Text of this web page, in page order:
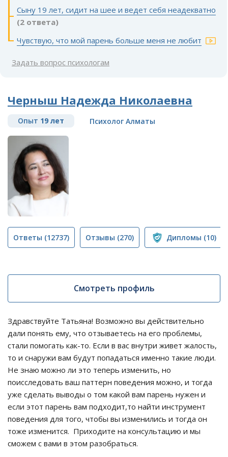
Сыну 19 лет, сидит на шее и ведет себя неадекватно
(2 ответа)
Чувствую, что мой парень больше меня не любит
Задать вопрос психологам
Черныш Надежда Николаевна
Опыт 19 лет Психолог Алматы
Ответы (12737) Отзывы (270) Дипломы (10)
Смотреть профиль
Здравствуйте Татьяна! Возможно вы действительно
дали понять ему, что отзываетесь на его проблемы,
стали помогать как-то. Если в вас внутри живет жалость,
то и снаружи вам будут попадаться именно такие люди.
Не знаю можно ли это теперь изменить, но
поисследовать ваш паттерн поведения можно, и тогда
уже сделать выводы о том какой вам парень нужен и
если этот парень вам подходит,то найти инструмент
поведения для того, чтобы вы изменились и тогда он
тоже изменится. Приходите на консультацию и мы
сможем с вами в этом разобраться.